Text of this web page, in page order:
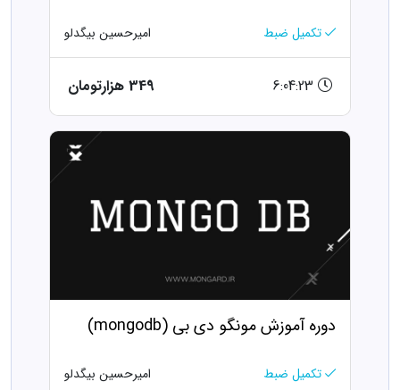
تکمیل ضبط امیرحسین بیگدلو
349 هزارتومان
دوره آموزش مونگو دی بی (mongodb)
تکمیل ضبط امیرحسین بیگدلو